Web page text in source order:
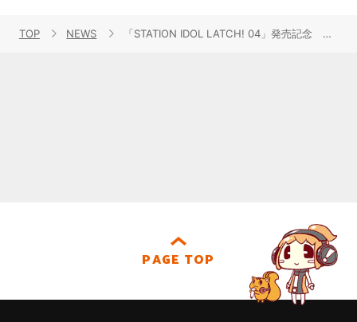
TOP NEWS 「STATION IDOL LATCH! 04」発売記念 新人LATCH!デビューミニトークショー＆取材会オフィシャルレポートが到着！
PAGE TOP